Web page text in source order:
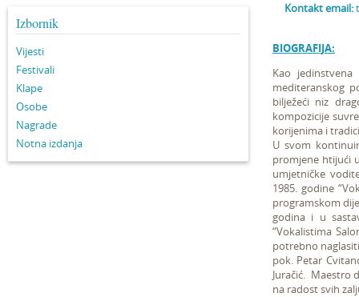
Izbornik
Vijesti
Festivali
Klape
Osobe
Nagrade
Notna izdanja
Kontakt email:
BIOGRAFIJA:
Kao
mediteranskog
bilježeći niz
kompozicije
korijenima i
U svom
promjene htijući
umjetničke
1985. godine
programskom
godina i u
“Vokalistima
potrebno
pok. Petar
Juračić. Maestro
na radost svih